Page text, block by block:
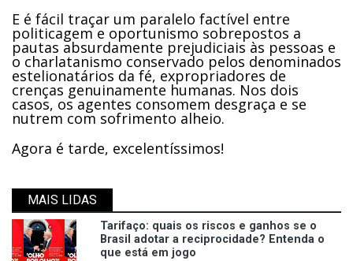
E é fácil traçar um paralelo factível entre
politicagem e oportunismo sobrepostos a
pautas absurdamente prejudiciais às pessoas e
o charlatanismo conservado pelos denominados
estelionatários da fé, expropriadores de
crenças genuinamente humanas. Nos dois
casos, os agentes consomem desgraça e se
nutrem com sofrimento alheio.
Agora é tarde, excelentíssimos!
MAIS LIDAS
Tarifaço: quais os riscos e ganhos se o
Brasil adotar a reciprocidade? Entenda o
que está em jogo